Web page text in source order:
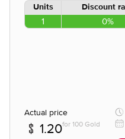
Units Discount
1 0%
Actual price
1.20for 100 Gold